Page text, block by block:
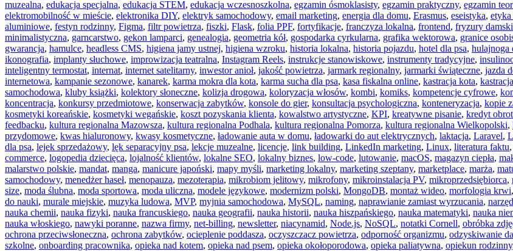
muzealna, edukacja specjalna, edukacja STEM, edukacja wczesnoszkolna, egzamin ósmoklasisty, egzamin praktyczny, egzamin
elektromobilność w mieście, elektronika DIY, elektryk samochodowy, email marketing, energia dla domu, Erasmus, eseistyka,
aluminiowe, festyn rodzinny, Figma, filtr powietrza, fiszki, Flask, folia PPF, fortyfikacje, franczyza lokalna, frontend, fryzury
minimalistyczna, garncarstwo, gekon lamparci, genealogia, geometria kół, gospodarka cyrkularna, grafika wektorowa, granice
gwarancja, hamulce, headless CMS, higiena jamy ustnej, higiena wzroku, historia lokalna, historia pojazdu, hotel dla psa, hulajnoga
ikonografia, implanty słuchowe, improwizacja teatralna, Instagram Reels, instrukcje stanowiskowe, instrumenty tradycyjne,
inteligentny termostat, internat, internet satelitarny, inwestor anioł, jakość powietrza, jarmark regionalny, jarmarki świąteczne, jazda
internetowa, kampanie sezonowe, kanarek, karma mokra dla kota, karma sucha dla psa, kasa fiskalna online, kastracja kota,
samochodowa, kluby książki, kolektory słoneczne, kolizja drogowa, koloryzacja włosów, kombi, komiks, kompetencje cyfrowe,
koncentracja, konkursy przedmiotowe, konserwacja zabytków, konsole do gier, konsultacja psychologiczna, konteneryzacja, kopie
kosmetyki koreańskie, kosmetyki wegańskie, koszt pozyskania klienta, kowalstwo artystyczne, KPI, kreatywne pisanie, kredyt
feedbacku, kultura regionalna Mazowsza, kultura regionalna Podhala, kultura regionalna Pomorza, kultura regionalna Wielkopolski,
przydomowe, kwas hialuronowy, kwasy kosmetyczne, ładowanie auta w domu, ładowarki do aut elektrycznych, laktacja, Laravel,
dla psa, lejek sprzedażowy, lęk separacyjny psa, lekcje muzealne, licencje, link building, LinkedIn marketing, Linux, literatura faktu,
commerce, logopedia dziecięca, lojalność klientów, lokalne SEO, lokalny biznes, low-code, lutowanie, macOS, magazyn ciepła,
malarstwo polskie, mandat, manga, manicure japoński, mapy myśli, marketing lokalny, marketing szeptany, marketplace, marża,
samochodowy, menedżer haseł, menopauza, mezoterapia, mikrobiom jelitowy, mikrofony, mikroinstalacja PV, mikroprzedsiębiorca,
size, moda ślubna, moda sportowa, moda uliczna, modele językowe, modernizm polski, MongoDB, montaż wideo, morfologia krwi,
do nauki, murale miejskie, muzyka ludowa, MVP, myjnia samochodowa, MySQL, naming, naprawianie zamiast wyrzucania,
nauka chemii, nauka fizyki, nauka francuskiego, nauka geografii, nauka historii, nauka hiszpańskiego, nauka matematyki, nauka
nauka włoskiego, nawyki poranne, nazwa firmy, net-billing, newsletter, niacynamid, Node.js, NoSQL, notatki Cornell, obróbka
ochrona przeciwsłoneczna, ochrona zabytków, ocieplenie poddasza, oczyszczacz powietrza, odporność organizmu, odzyskiwanie
szkolne, onboarding pracownika, opieka nad kotem, opieka nad psem, opieka okołoporodowa, opieka paliatywna, opiekun rodzinny